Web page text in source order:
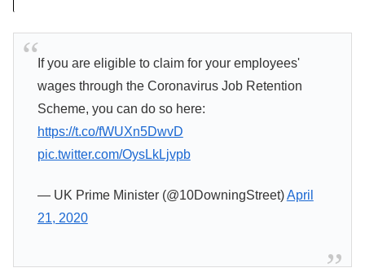
If you are eligible to claim for your employees'
wages through the Coronavirus Job Retention
Scheme, you can do so here:
https://t.co/fWUXn5DwvD
pic.twitter.com/OysLkLjvpb
— UK Prime Minister (@10DowningStreet)April
21, 2020